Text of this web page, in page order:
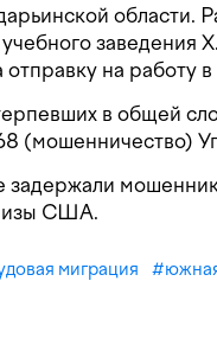
области.
заведения
на работу
в общей
(мошенничество)
задержали
США.
миграция #